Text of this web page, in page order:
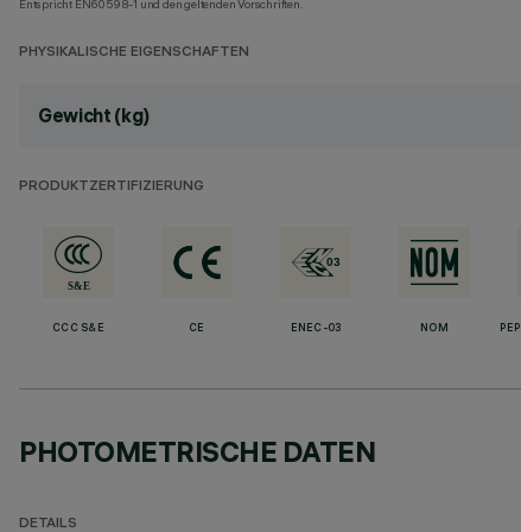
Entspricht EN60598-1 und den geltenden Vorschriften.
PHYSIKALISCHE EIGENSCHAFTEN
Gewicht (kg)
PRODUKTZERTIFIZIERUNG
CCC S&E CE ENEC-03 NOM
PHOTOMETRISCHE DATEN
DETAILS